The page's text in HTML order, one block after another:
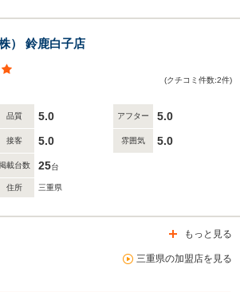
） 鈴鹿白子店
(クチコミ件数:2件)
品質 5.0 アフター 5.0
接客 5.0 雰囲気 5.0
載台数 25台
住所 三重県
もっと見る
三重県の加盟店を見る